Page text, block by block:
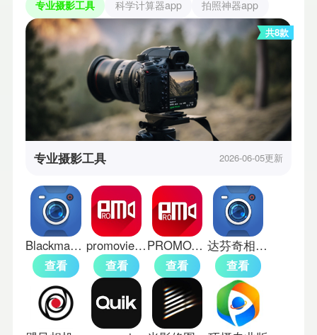
专业摄影工具 科学计算器app 拍照神器app
共8款
专业摄影工具 2026-06-05更新
Blackmagic Camera调色滤镜包安卓版
查看
promovie专业摄像机免费版
查看
PROMOVIE官方版
查看
达芬奇相机手机版
查看